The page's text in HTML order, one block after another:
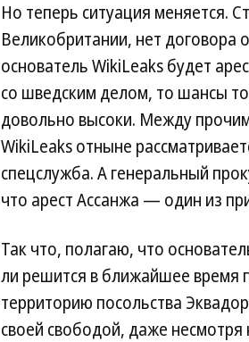
Но теперь ситуация меняется.
Великобритании, нет договора
основатель WikiLeaks будет
со шведским делом, то шансы
довольно высоки. Между
WikiLeaks отныне
спецслужба. А генеральный
что арест Ассанжа — один из
Так что, полагаю, что
ли решится в ближайшее время
территорию посольства
своей свободой, даже несмотря